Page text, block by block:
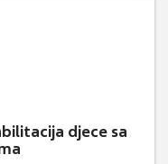
djece sa